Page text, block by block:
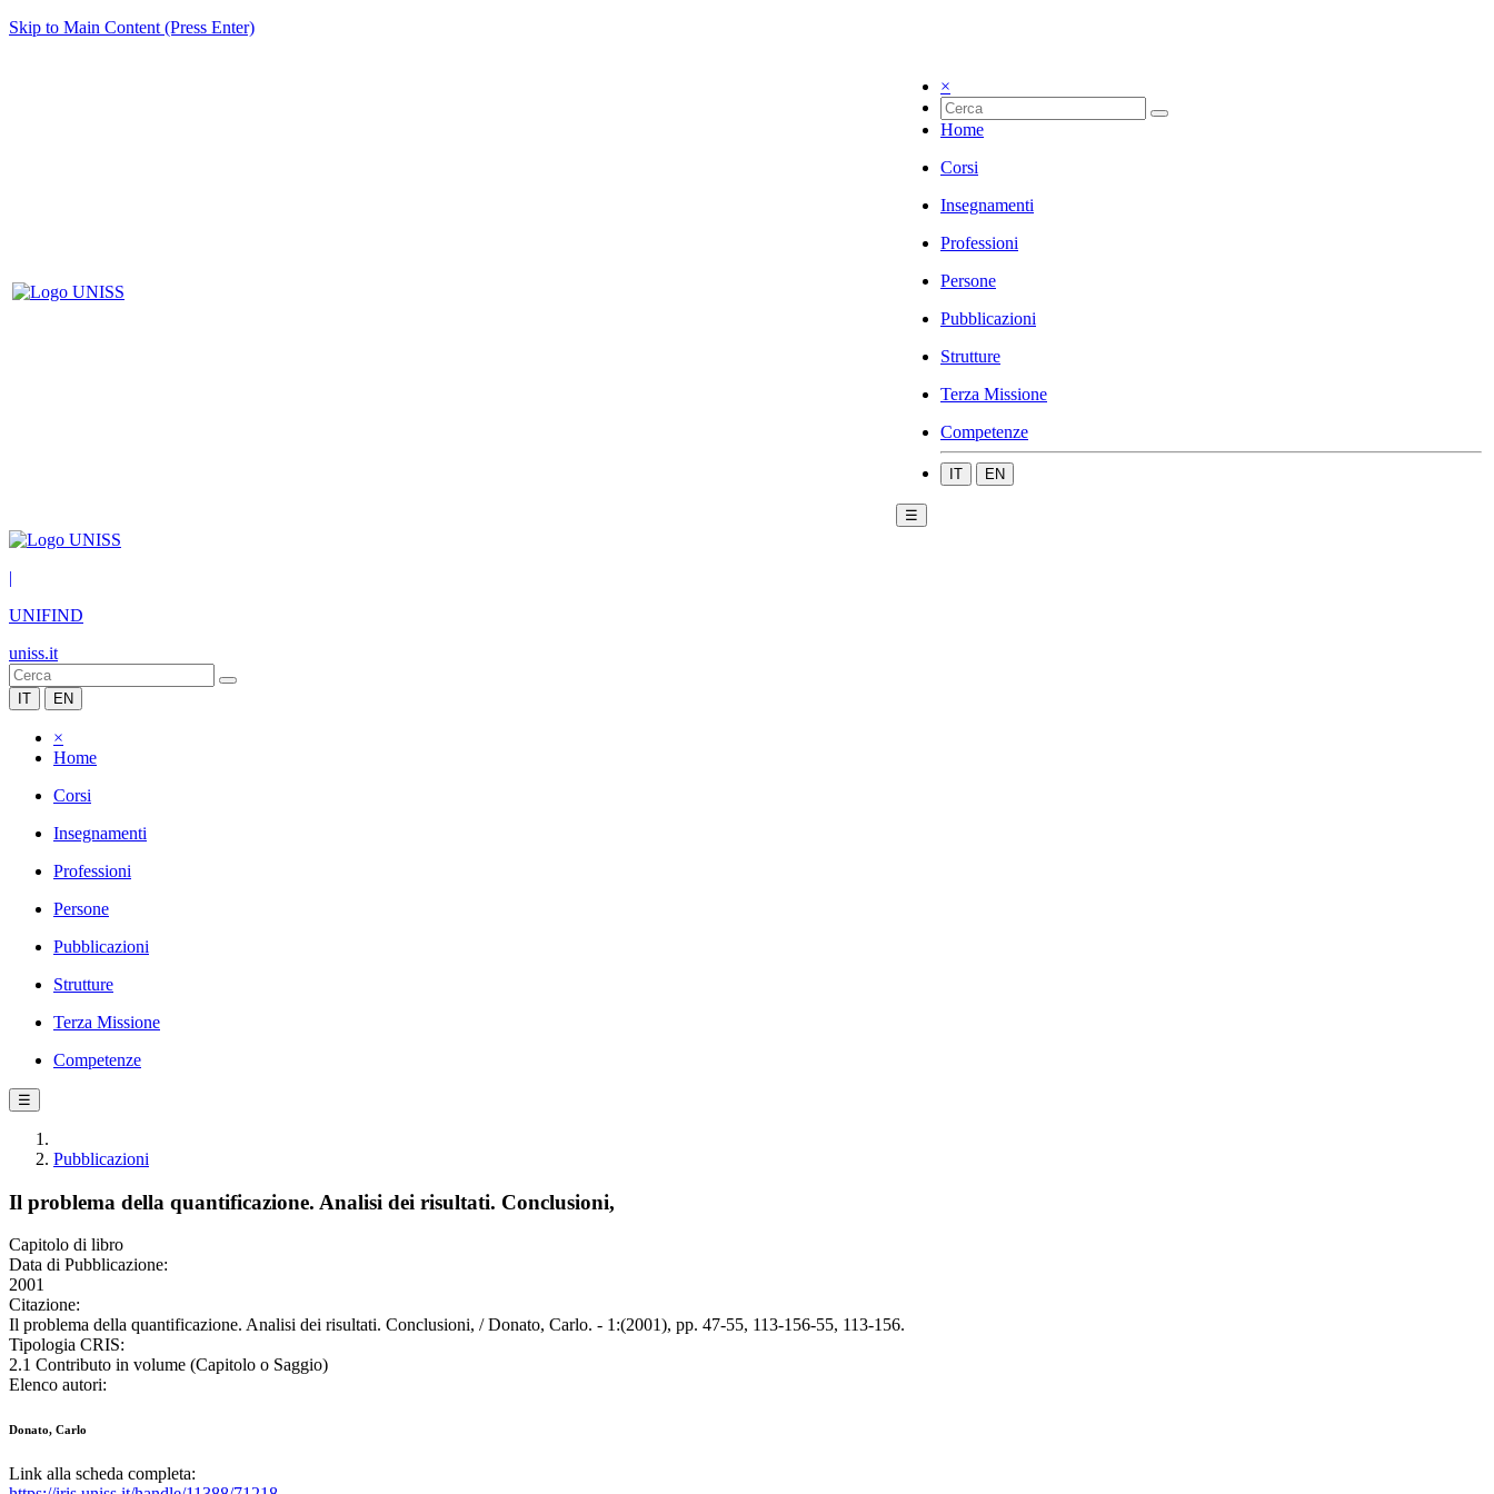
Skip to Main Content (Press Enter)
×
Home
Corsi
Insegnamenti
Professioni
Persone
Pubblicazioni
Strutture
Terza Missione
Competenze
IT EN
☰
|
UNIFIND
uniss.it
IT EN
×
Home
Corsi
Insegnamenti
Professioni
Persone
Pubblicazioni
Strutture
Terza Missione
Competenze
☰
Pubblicazioni
Il problema della quantificazione. Analisi dei risultati. Conclusioni,
Capitolo di libro
Data di Pubblicazione:
2001
Citazione:
Il problema della quantificazione. Analisi dei risultati. Conclusioni, / Donato, Carlo. - 1:(2001), pp. 47-55, 113-156-55, 113-156.
Tipologia CRIS:
2.1 Contributo in volume (Capitolo o Saggio)
Elenco autori:
Donato, Carlo
Link alla scheda completa: